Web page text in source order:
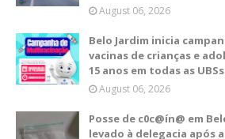
August 06, 2026
Belo Jardim inicia
vacinas de crianças e
15 anos em todas as UBSs
August 06, 2026
Posse de c0c@ín@ em
levado à delegacia após